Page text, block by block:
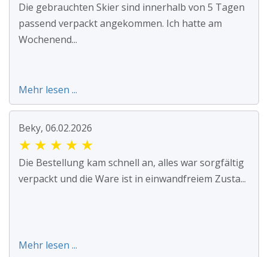
Die gebrauchten Skier sind innerhalb von 5 Tagen
passend verpackt angekommen. Ich hatte am
Wochenend...
Mehr lesen ...
Beky, 06.02.2026
★ ★ ★ ★ ★
Die Bestellung kam schnell an, alles war sorgfältig
verpackt und die Ware ist in einwandfreiem Zusta...
Mehr lesen ...